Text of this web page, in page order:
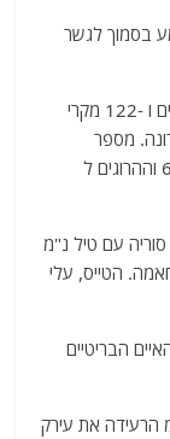
בסמוך לגשר
*- משרד הבריאות האיראני: 1972 נדבקים חדשים ו -122 מקרי
מספר
הנדבקים בנגיף הקורונה במדינה עלה ל -68,192 וההרוגים ל
עם טיל נ"מ
הטייס, עלי
הבריטיים
בעוצמה 4.1 בעומק של 12 ק"מ הרעידה את עירק